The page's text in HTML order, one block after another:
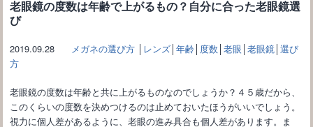
老眼鏡の度数は年齢で上がるもの？自分に合った老眼鏡選
び
2019.09.28 メガネの選び方│ レンズ│ 年齢│ 度数│ 老眼 │ 老眼鏡│ 選び
方
老眼鏡の度数は年齢と共に上がるものなのでしょうか？４５歳だから、
このくらいの度数を決めつけるのは止めておいたほうがいいでしょう。
視力に個人差があるように、老眼の進み具合も個人差があります。ま